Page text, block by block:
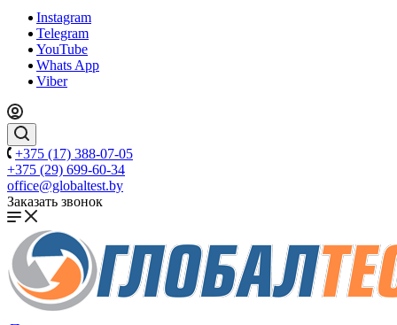
Instagram
Telegram
YouTube
Whats App
Viber
+375 (17) 388-07-05
+375 (29) 699-60-34
office@globaltest.by
Заказать звонок